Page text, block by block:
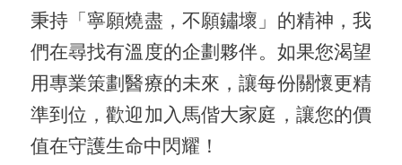
秉持「寧願燒盡，不願鏽壞」的精神，我
們在尋找有溫度的企劃夥伴。如果您渴望
用專業策劃醫療的未來，讓每份關懷更精
準到位，歡迎加入馬偕大家庭， 讓您的價
值在守護生命中閃耀！